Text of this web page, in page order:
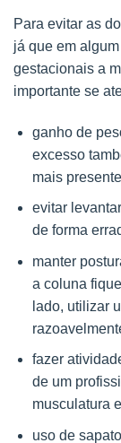
Para evitar as
já que em
gestacionais a
importante se
ganho de
excesso
mais
evitar
de forma
manter
a coluna
lado, utilizar
fazer
de um
musculatura
uso de